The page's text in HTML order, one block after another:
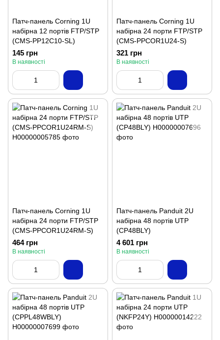
Патч-панель Corning 1U
набірна 12 портів FTP/STP
(CMS-PP12C10-SL)
145 грн
В наявності
Патч-панель Corning 1U
набірна 24 порти FTP/STP
(CMS-PPCOR1U24-S)
321 грн
В наявності
Патч-панель Corning 1U
набірна 24 порти FTP/STP
(CMS-PPCOR1U24RM-S)
464 грн
В наявності
Патч-панель Panduit 2U
набірна 48 портів UTP
(CP48BLY)
4 601 грн
В наявності